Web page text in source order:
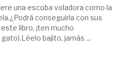
una escoba voladora como la
conseguirla con sus
libro, ¡ten mucho
bajito, jamás ...